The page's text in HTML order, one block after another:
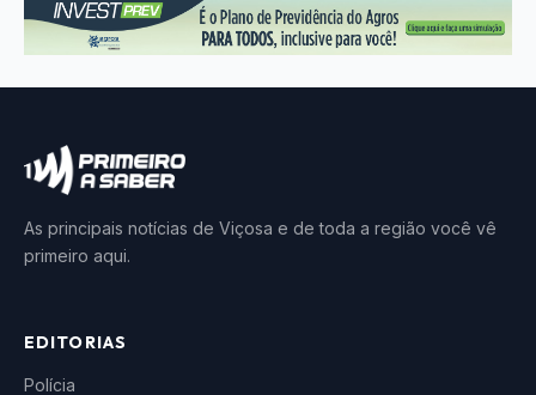
As principais notícias de Viçosa e de toda a região você vê
primeiro aqui.
EDITORIAS
Polícia